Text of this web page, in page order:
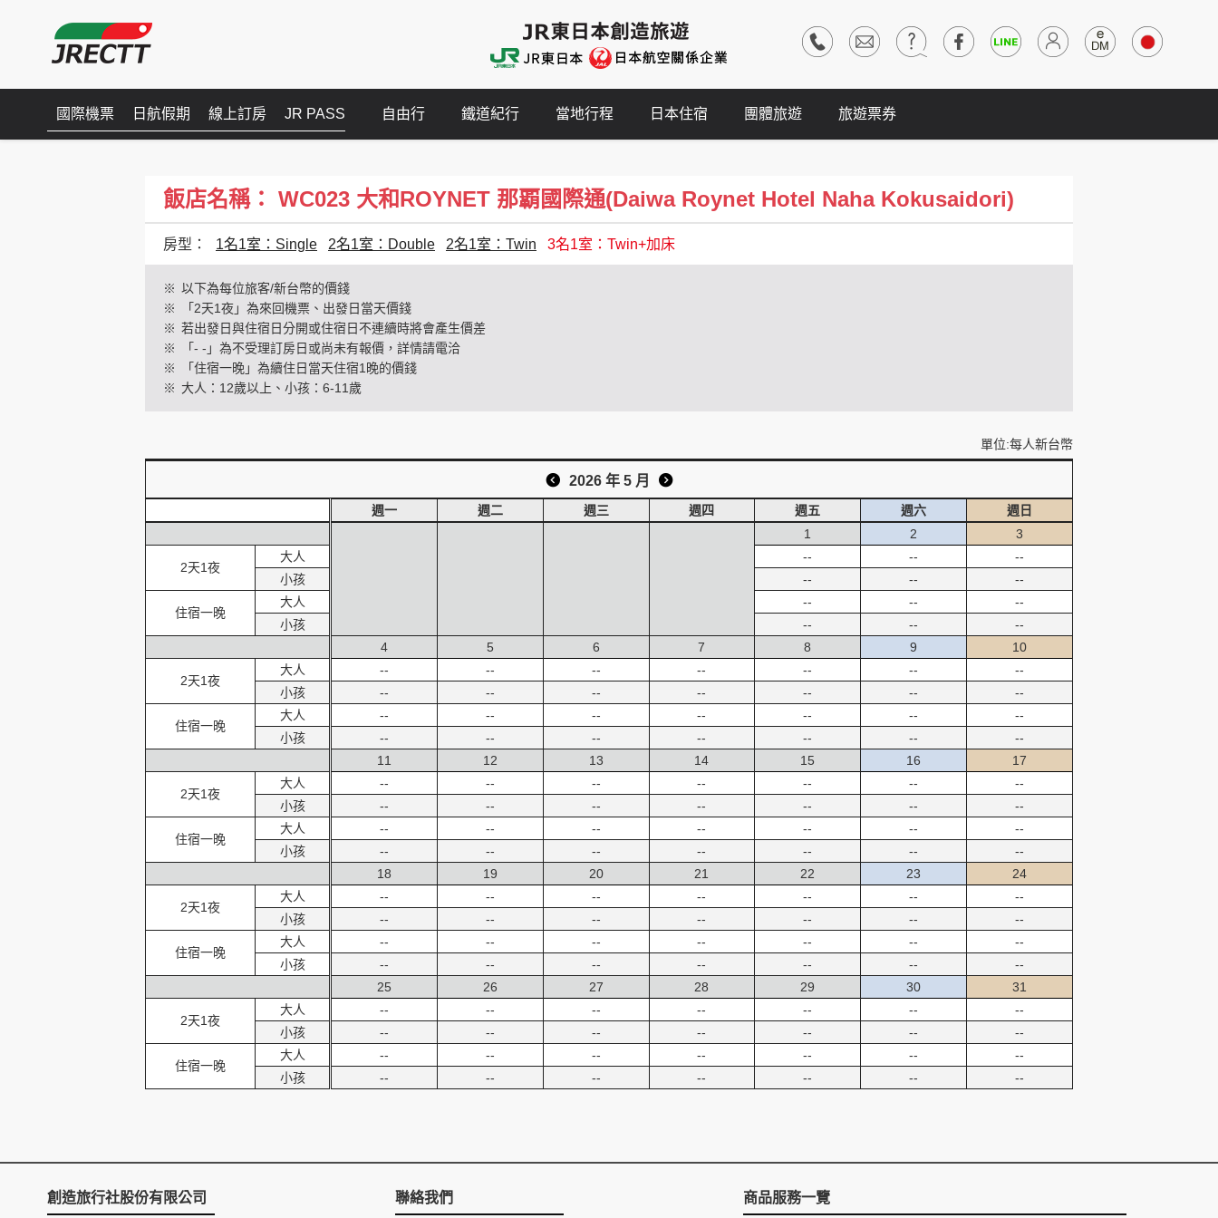
國際機票 日航假期 線上訂房 JR PASS 自由行 鐵道紀行 當地行程 日本住宿 團體旅遊 旅遊票券
飯店名稱： WC023 大和ROYNET 那覇國際通(Daiwa Roynet Hotel Naha Kokusaidori)
房型： 1名1室：Single 2名1室：Double 2名1室：Twin 3名1室：Twin+加床
※ 以下為每位旅客/新台幣的價錢
※
「2天1夜」為來回機票、出發日當天價錢
※ 若出發日與住宿日分開或住宿日不連續時將會產生價差
※
「- -」為不受理訂房日或尚未有報價，詳情請電洽
※
「住宿一晚」為續住日當天住宿1晚的價錢
※ 大人：12歲以上、小孩：6-11歲
單位:每人新台幣
2026 年 5 月
2天1夜
大人
小孩
住宿一晚
大人
小孩
2天1夜
大人
小孩
住宿一晚
大人
小孩
2天1夜
大人
小孩
住宿一晚
大人
小孩
2天1夜
大人
小孩
住宿一晚
大人
小孩
2天1夜
大人
小孩
住宿一晚
大人
小孩
週一 週二 週三 週四 週五 週六
週日
1
--
--
--
--
2
--
--
--
--
3
--
--
--
--
4
--
--
--
--
5
--
--
--
--
6
--
--
--
--
7
--
--
--
--
8
--
--
--
--
9
--
--
--
--
10
--
--
--
--
11
--
--
--
--
12
--
--
--
--
13
--
--
--
--
14
--
--
--
--
15
--
--
--
--
16
--
--
--
--
17
--
--
--
--
18
--
--
--
--
19
--
--
--
--
20
--
--
--
--
21
--
--
--
--
22
--
--
--
--
23
--
--
--
--
24
--
--
--
--
25
--
--
--
--
26
--
--
--
--
27
--
--
--
--
28
--
--
--
--
29
--
--
--
--
30
--
--
--
--
31
--
--
--
--
創造旅行社股份有限公司 聯絡我們 商品服務一覽